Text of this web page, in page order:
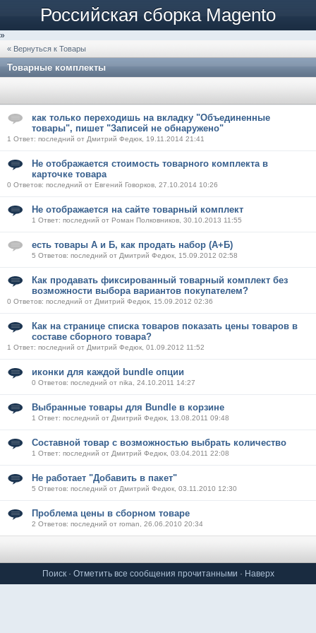
Российская сборка Magento
»
« Вернуться к Товары
Товарные комплекты
как только переходишь на вкладку "Объединенные
товары", пишет "Записей не обнаружено"
1 Ответ: последний от Дмитрий Федюк, 19.11.2014 21:41
Не отображается стоимость товарного комплекта в
карточке товара
0 Ответов: последний от Евгений Говорков, 27.10.2014 10:26
Не отображается на сайте товарный комплект
1 Ответ: последний от Роман Полковников, 30.10.2013 11:55
есть товары А и Б, как продать набор (А+Б)
5 Ответов: последний от Дмитрий Федюк, 15.09.2012 02:58
Как продавать фиксированный товарный комплект без
возможности выбора вариантов покупателем?
0 Ответов: последний от Дмитрий Федюк, 15.09.2012 02:36
Как на странице списка товаров показать цены товаров в
составе сборного товара?
1 Ответ: последний от Дмитрий Федюк, 01.09.2012 11:52
иконки для каждой bundle опции
0 Ответов: последний от nika, 24.10.2011 14:27
Выбранные товары для Bundle в корзине
1 Ответ: последний от Дмитрий Федюк, 13.08.2011 09:48
Составной товар с возможностью выбрать количество
1 Ответ: последний от Дмитрий Федюк, 03.04.2011 22:08
Не работает "Добавить в пакет"
5 Ответов: последний от Дмитрий Федюк, 03.11.2010 12:30
Проблема цены в сборном товаре
2 Ответов: последний от roman, 26.06.2010 20:34
Поиск· Отметить все сообщения прочитанными · Наверх